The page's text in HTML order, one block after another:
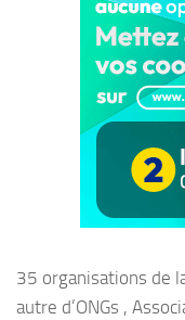
35 organisations de
autre d’ONGs ,